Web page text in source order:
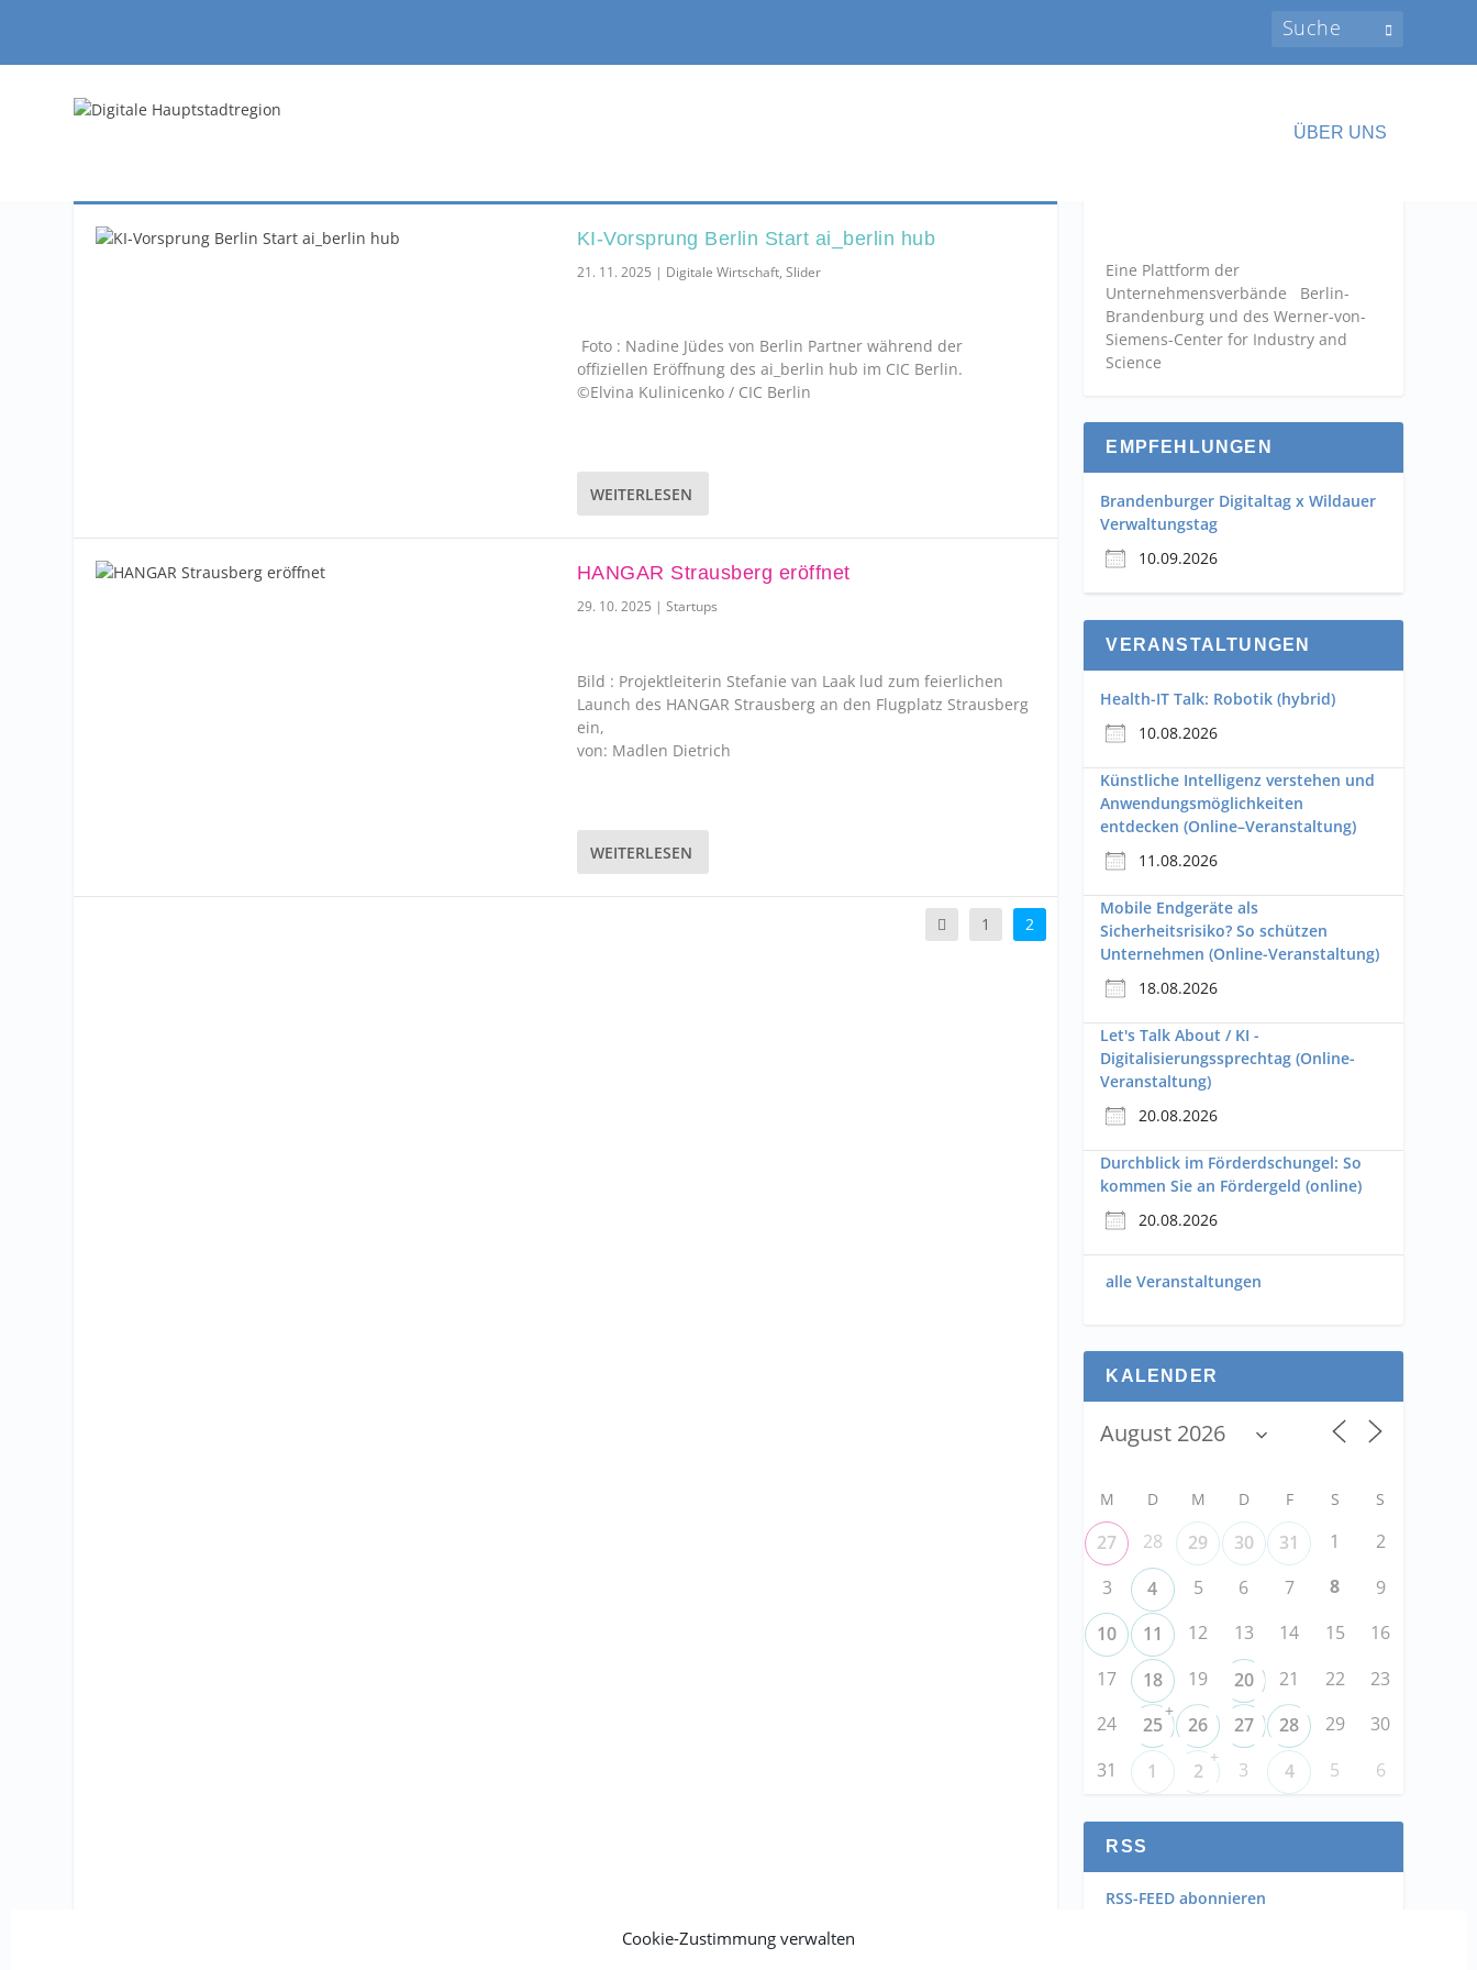
Cookie-Zustimmung verwalten
ÜBER UNS
KI-Vorsprung Berlin Start ai_berlin hub
21. 11. 2025 | Digitale Wirtschaft, Slider
Foto : Nadine Jüdes von Berlin Partner während der
offiziellen Eröffnung des ai_berlin hub im CIC Berlin.
©Elvina Kulinicenko / CIC Berlin
WEITERLESEN
HANGAR Strausberg eröffnet
29. 10. 2025 | Startups
Bild : Projektleiterin Stefanie van Laak lud zum feierlichen
Launch des HANGAR Strausberg an den Flugplatz Strausberg
ein,
von: Madlen Dietrich
WEITERLESEN
1 2
Eine Plattform der
Unternehmensverbände Berlin-
Brandenburg und des Werner-von-
Siemens-Center for Industry and
Science
EMPFEHLUNGEN
Brandenburger Digitaltag x Wildauer
Verwaltungstag
10.09.2026
VERANSTALTUNGEN
Health-IT Talk: Robotik (hybrid)
10.08.2026
Künstliche Intelligenz verstehen und
Anwendungsmöglichkeiten
entdecken (Online–Veranstaltung)
11.08.2026
Mobile Endgeräte als
Sicherheitsrisiko? So schützen
Unternehmen (Online-Veranstaltung)
18.08.2026
Let's Talk About / KI -
Digitalisierungssprechtag (Online-
Veranstaltung)
20.08.2026
Durchblick im Förderdschungel: So
kommen Sie an Fördergeld (online)
20.08.2026
alle Veranstaltungen
KALENDER
M D M D F S S
27 28 29 30 31 1
2
3
4 5 6 7 8
9
10
11 12 13 14 15
16
17
18 19 20 21 22
23
24
25
+
26 27 28 29
30
31
1 2
+
3 4 5 6
RSS
RSS-FEED abonnieren